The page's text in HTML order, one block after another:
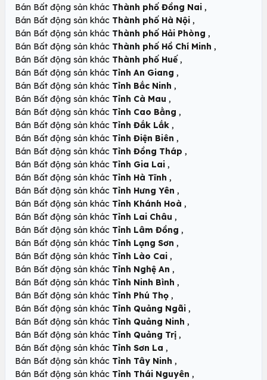
Bán Bất động sản khác Thành phố Đồng Nai ,
Bán Bất động sản khác Thành phố Hà Nội ,
Bán Bất động sản khác Thành phố Hải Phòng ,
Bán Bất động sản khác Thành phố Hồ Chí Minh ,
Bán Bất động sản khác Thành phố Huế ,
Bán Bất động sản khác Tỉnh An Giang ,
Bán Bất động sản khác Tỉnh Bắc Ninh ,
Bán Bất động sản khác Tỉnh Cà Mau ,
Bán Bất động sản khác Tỉnh Cao Bằng ,
Bán Bất động sản khác Tỉnh Đắk Lắk ,
Bán Bất động sản khác Tỉnh Điện Biên ,
Bán Bất động sản khác Tỉnh Đồng Tháp ,
Bán Bất động sản khác Tỉnh Gia Lai ,
Bán Bất động sản khác Tỉnh Hà Tĩnh ,
Bán Bất động sản khác Tỉnh Hưng Yên ,
Bán Bất động sản khác Tỉnh Khánh Hoà ,
Bán Bất động sản khác Tỉnh Lai Châu ,
Bán Bất động sản khác Tỉnh Lâm Đồng ,
Bán Bất động sản khác Tỉnh Lạng Sơn ,
Bán Bất động sản khác Tỉnh Lào Cai ,
Bán Bất động sản khác Tỉnh Nghệ An ,
Bán Bất động sản khác Tỉnh Ninh Bình ,
Bán Bất động sản khác Tỉnh Phú Thọ ,
Bán Bất động sản khác Tỉnh Quảng Ngãi ,
Bán Bất động sản khác Tỉnh Quảng Ninh ,
Bán Bất động sản khác Tỉnh Quảng Trị ,
Bán Bất động sản khác Tỉnh Sơn La ,
Bán Bất động sản khác Tỉnh Tây Ninh ,
Bán Bất động sản khác Tỉnh Thái Nguyên ,